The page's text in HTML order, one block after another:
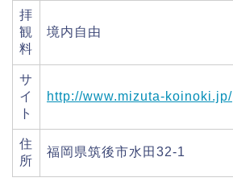
拝
観
料
境内自由
サ
イ
ト
http://www.mizuta-koinoki.jp/
住
所
福岡県筑後市水田32-1